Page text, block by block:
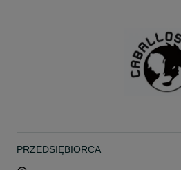
Możliwa przymiarka - zasady na
Wystawiamy faktury na życzenie.
Cena za siodło bez osprzętu.
Cena nie podlega negocjacji.
PRZEDSIĘBIORCA